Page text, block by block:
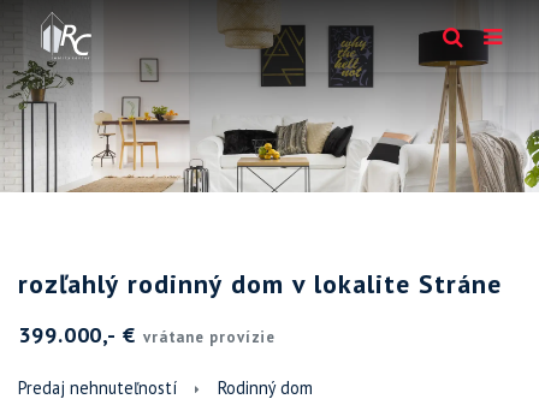
rozľahlý rodinný dom v lokalite Stráne
399.000,- € vrátane provízie
Predaj nehnuteľností Rodinný dom